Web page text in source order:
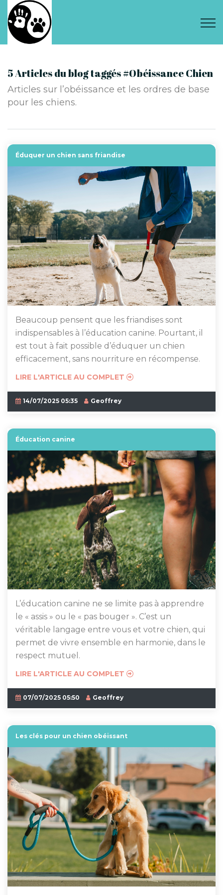
5 Articles du blog taggés #Obéissance Chien
Articles sur l’obéissance et les ordres de base
pour les chiens.
Éduquer un chien sans friandise
Beaucoup pensent que les friandises sont
indispensables à l’éducation canine. Pourtant, il
est tout à fait possible d’éduquer un chien
efficacement, sans nourriture en récompense.
LIRE L'ARTICLE AU COMPLET
14/07/2025 05:35 Geoffrey
Éducation canine
L’éducation canine ne se limite pas à apprendre
le « assis » ou le « pas bouger ». C’est un
véritable langage entre vous et votre chien, qui
permet de vivre ensemble en harmonie, dans le
respect mutuel.
LIRE L'ARTICLE AU COMPLET
07/07/2025 05:50 Geoffrey
Les clés pour un chien obéissant